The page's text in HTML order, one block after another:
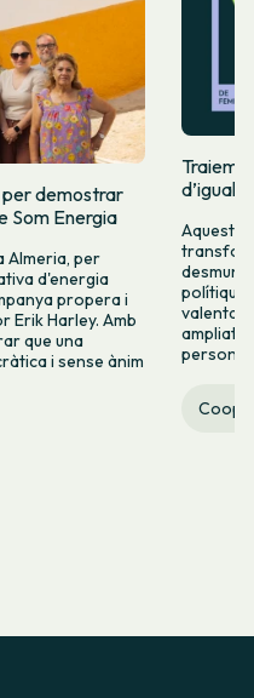
per demostrar
Som Energia
Almeria, per
d'energia
propera i
Erik Harley. Amb
que una
i sense ànim
Traiem
Aquest
valenta